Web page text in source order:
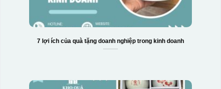
7 lợi ích của quà tặng doanh nghiệp trong kinh doanh